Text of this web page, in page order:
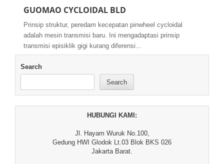
GUOMAO CYCLOIDAL BLD
Prinsip struktur, peredam kecepatan pinwheel cycloidal
adalah mesin transmisi baru. Ini mengadaptasi prinsip
transmisi episiklik gigi kurang diferensi...
Search
Search
HUBUNGI KAMI:
Jl. Hayam Wuruk No.100,
Gedung HWI Glodok Lt.03 Blok BKS 026
Jakarta Barat.